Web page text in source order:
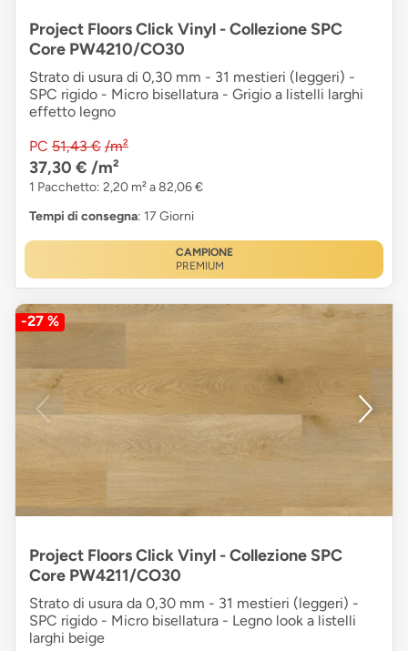
Project Floors Click Vinyl - Collezione SPC
Core PW4210/CO30
Strato di usura di 0,30 mm - 31 mestieri (leggeri) -
SPC rigido - Micro bisellatura - Grigio a listelli larghi
effetto legno
PC 51,43 € /m²
37,30 € /m²
1 Pacchetto: 2,20 m² a 82,06 €
Tempi di consegna: 17 Giorni
CAMPIONE
PREMIUM
-27 %
Project Floors Click Vinyl - Collezione SPC
Core PW4211/CO30
Strato di usura da 0,30 mm - 31 mestieri (leggeri) -
SPC rigido - Micro bisellatura - Legno look a listelli
larghi beige